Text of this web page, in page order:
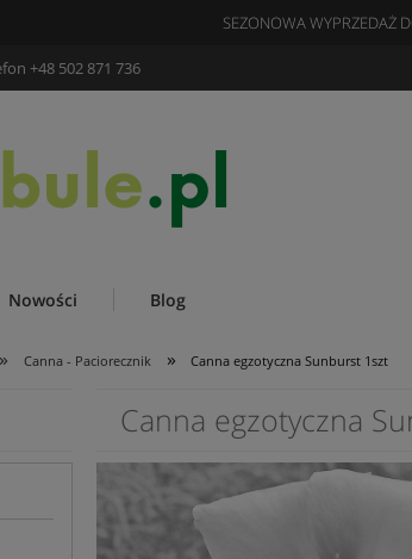
SEZONOWA WYPRZEDAŻ
+48 502 871 736
Nowości Blog
» Canna - Paciorecznik » Canna egzotyczna Sunburst 1szt
Canna egzotyczna